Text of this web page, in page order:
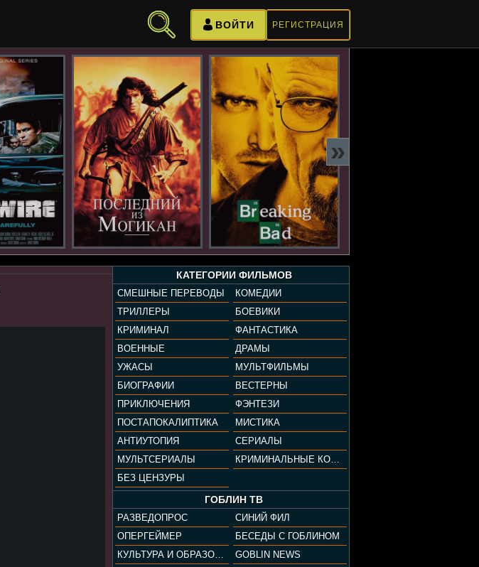
РЕГИСТРАЦИЯ
ВОЙТИ
»
КАТЕГОРИИ ФИЛЬМОВ
СМЕШНЫЕ ПЕРЕВОДЫ
КОМЕДИИ
ТРИЛЛЕРЫ
БОЕВИКИ
КРИМИНАЛ
ФАНТАСТИКА
ВОЕННЫЕ
ДРАМЫ
УЖАСЫ
МУЛЬТФИЛЬМЫ
БИОГРАФИИ
ВЕСТЕРНЫ
ПРИКЛЮЧЕНИЯ
ФЭНТЕЗИ
ПОСТАПОКАЛИПТИКА
МИСТИКА
АНТИУТОПИЯ
СЕРИАЛЫ
МУЛЬТСЕРИАЛЫ
КРИМИНАЛЬНЫЕ КОМЕДИИ
БЕЗ ЦЕНЗУРЫ
ГОБЛИН ТВ
РАЗВЕДОПРОС
СИНИЙ ФИЛ
ОПЕРГЕЙМЕР
БЕСЕДЫ С ГОБЛИНОМ
КУЛЬТУРА И ОБРАЗОВАНИЕ
GOBLIN NEWS